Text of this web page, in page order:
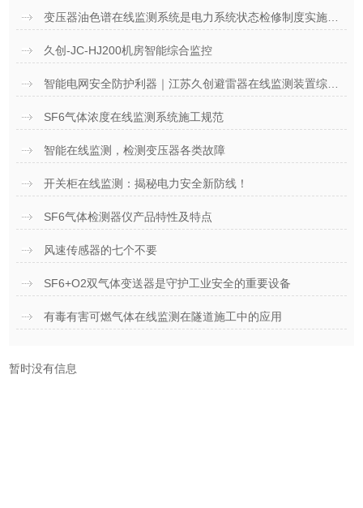
变压器油色谱在线监测系统是电力系统状态检修制度实施的有力保障
久创-JC-HJ200机房智能综合监控
智能电网安全防护利器｜江苏久创避雷器在线监测装置综合实力解析
SF6气体浓度在线监测系统施工规范
智能在线监测，检测变压器各类故障
开关柜在线监测：揭秘电力安全新防线！
SF6气体检测器仪产品特性及特点
风速传感器的七个不要
SF6+O2双气体变送器是守护工业安全的重要设备
有毒有害可燃气体在线监测在隧道施工中的应用
暂时没有信息